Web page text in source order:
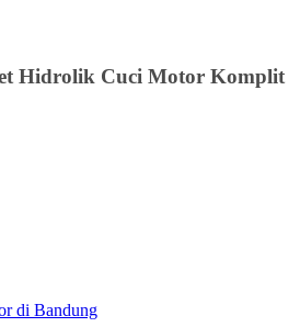
Hidrolik Cuci Motor Komplit